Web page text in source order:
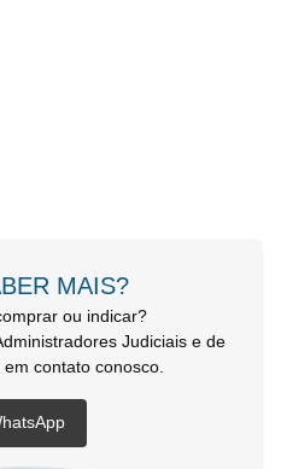
MAIS?
ou indicar?
Judiciais e de
contato conosco.